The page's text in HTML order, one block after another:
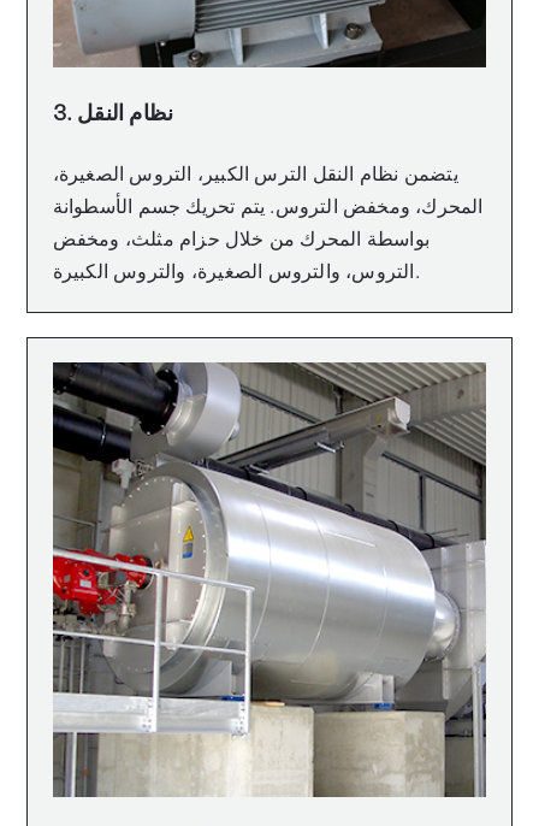
3. نظام النقل
يتضمن نظام النقل الترس الكبير، التروس الصغيرة،
المحرك، ومخفض التروس. يتم تحريك جسم الأسطوانة
بواسطة المحرك من خلال حزام مثلث، ومخفض
التروس، والتروس الصغيرة، والتروس الكبيرة.